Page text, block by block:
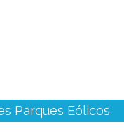
Parques Eólicos